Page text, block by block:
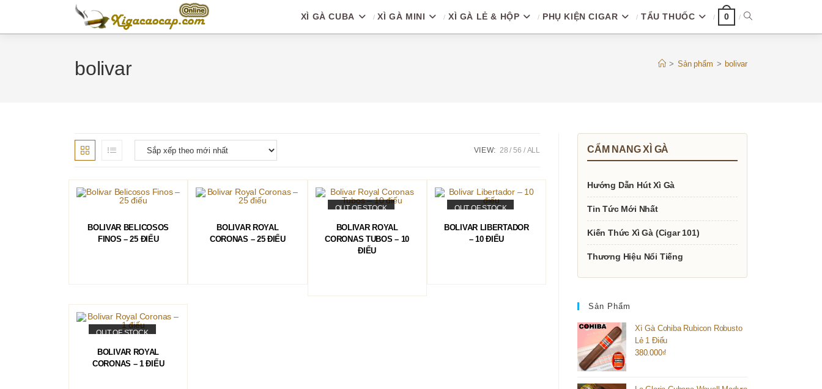
content
XÌ GÀ CUBA XÌ GÀ MINI XÌ GÀ LẺ & HỘP PHỤ KIỆN CIGAR TẨU THUỐC 0 TOGGLE
bolivar > Sản phẩm > bolivar
VIEW: 28 56 ALL
BOLIVAR BELICOSOS
FINOS – 25 ĐIẾU
BOLIVAR ROYAL
CORONAS – 25 ĐIẾU
OUT OF STOCK
BOLIVAR ROYAL
CORONAS TUBOS – 10
ĐIẾU
OUT OF STOCK
BOLIVAR LIBERTADOR
– 10 ĐIẾU
OUT OF STOCK
BOLIVAR ROYAL
CORONAS – 1 ĐIẾU
CẨM NANG XÌ GÀ
Hướng Dẫn Hút Xì Gà
Tin Tức Mới Nhất
Kiến Thức Xì Gà (Cigar 101)
Thương Hiệu Nổi Tiếng
Sản Phẩm
Xì Gà Cohiba Rubicon Robusto
Lẻ 1 Điếu
380.000₫